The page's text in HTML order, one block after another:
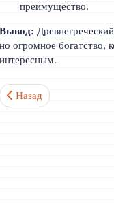
преимущество.
Вывод:
но огромное богатство,
интересным.
Предыдущий: Что такое
Назад